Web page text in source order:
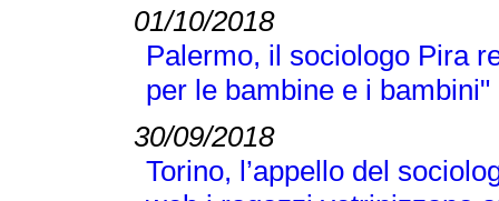
01/10/2018
Palermo, il sociologo Pira
per le bambine e i bambini"
30/09/2018
Torino, l’appello del